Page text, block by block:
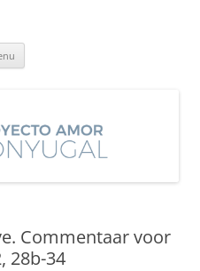
Commentaar voor
28b-34